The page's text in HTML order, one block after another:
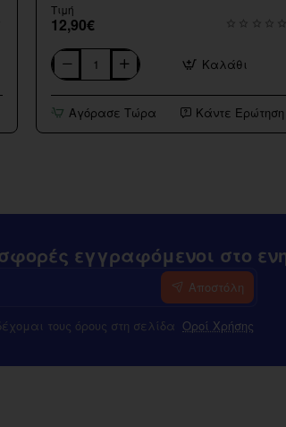
Τιμή
12,90€
SWAG
V2
12ml
(120ml)
Καλάθι
Αγόρασε Τώρα Κάντε Ερώτηση
εγγραφόμενοι στο
Αποστόλη
τους όρους στη σελίδα Οροί Χρήσης